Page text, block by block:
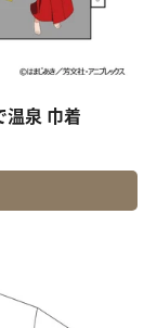
温泉 巾着